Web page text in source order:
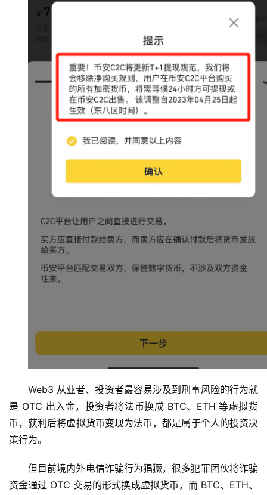
Web3 从业者、投资者最容易涉及到刑事风险的行为就
是 OTC 出入金，投资者将法币换成 BTC、ETH 等虚拟货
币，获利后将虚拟货币变现为法币，都是属于个人的投资决
策行为。
但目前境内外电信诈骗行为猖獗，很多犯罪团伙将诈骗
资金通过 OTC 交易的形式换成虚拟货币，而 BTC、ETH、